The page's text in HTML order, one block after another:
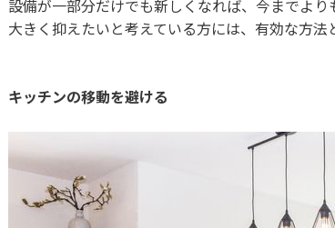
設備が一部分だけでも新しくなれば、今までよ
大きく抑えたいと考えている方には、有効な方法
キッチンの移動を避ける